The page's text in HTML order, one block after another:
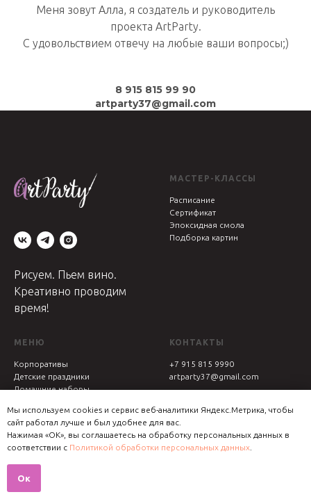
Меня зовут Алла, я создатель и руководитель
проекта ArtParty.
С удовольствием отвечу на любые ваши вопросы;)
8 915 815 99 90
artparty37@gmail.com
Рисуем. Пьем вино.
Креативно проводим
время!
МАСТЕР-КЛАССЫ
Расписание
Сертификат
Эпоксидная смола
Подборка картин
МЕНЮ
Корпоративы
Детские праздники
Домашние наборы
КОНТАКТЫ
+7 915 815 9990
artparty37@gmail.com
г. Иваново, ул. Красной Армии,
13, офис 402
Мы используем cookies и сервис веб-аналитики Яндекс.Метрика, чтобы
сайт работал лучше и был удобнее для вас.
Нажимая «ОК», вы соглашаетесь на обработку персональных данных в
соответствии с Политикой обработки персональных данных
Ок